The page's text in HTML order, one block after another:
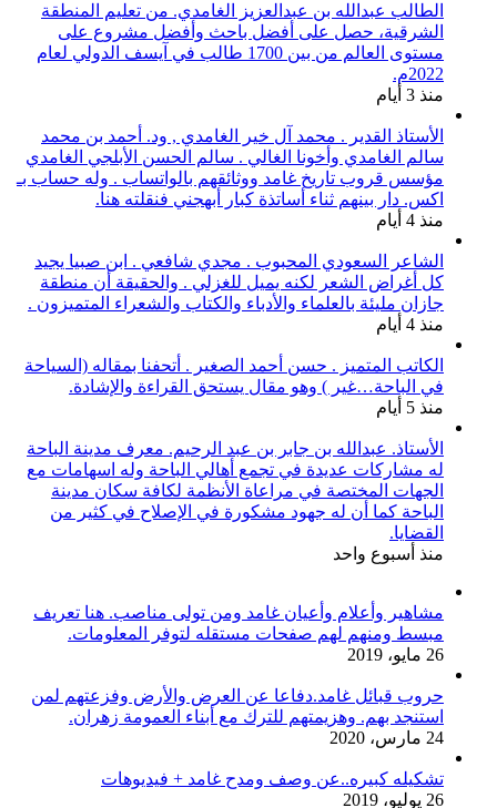
الطالب عبدالله بن عبدالعزيز الغامدي. من تعليم المنطقة
الشرقية، حصل على أفضل باحث وأفضل مشروع على
مستوى العالم من بين 1700 طالب في آيسف الدولي لعام
2022م.
منذ 3 أيام
الأستاذ القدير . محمد آل خير الغامدي , ود. أحمد بن محمد
سالم الغامدي وأخونا الغالي . سالم الحسن الأبلجي الغامدي
مؤسس قروب تاريخ غامد ووثائقهم بالواتساب . وله حساب بـ
اكس. دار بينهم ثناء أساتذة كبار أبهجني فنقلته هنا.
منذ 4 أيام
الشاعر السعودي المحبوب . مجدي شافعي . ابن صبيا يجيد
كل أغراض الشعر لكنه يميل للغزلي . والحقيقة أن منطقة
جازان مليئة بالعلماء والأدباء والكتاب والشعراء المتميزون .
منذ 4 أيام
الكاتب المتميز . حسن أحمد الصغير . أتحفنا بمقاله (السياحة
في الباحة…غير ) وهو مقال يستحق القراءة والإشادة.
منذ 5 أيام
الأستاذ. عبدالله بن جابر بن عبد الرحيم. معرف مدينة الباحة
له مشاركات عديدة في تجمع أهالي الباحة وله اسهامات مع
الجهات المختصة في مراعاة الأنظمة لكافة سكان مدينة
الباحة كما أن له جهود مشكورة في الإصلاح في كثير من
القضايا.
منذ أسبوع واحد
مشاهير وأعلام وأعيان غامد ومن تولى مناصب. هنا تعريف
مبسط ومنهم لهم صفحات مستقله لتوفر المعلومات.
26 مايو، 2019
حروب قبائل غامد.دفاعا عن العرض والأرض وفزعتهم لمن
استنجد بهم. وهزيمتهم للترك مع أبناء العمومة زهران.
24 مارس، 2020
تشكيله كبيره..عن وصف ومدح غامد + فيديوهات
26 يوليو، 2019